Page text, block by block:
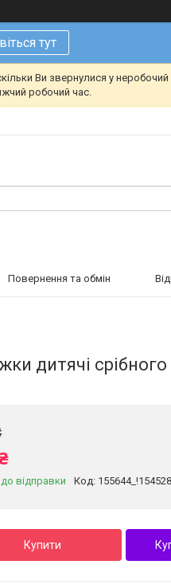
тут
Ви звернулися у
робочий час.
Повернення та обмін
дитячі
відправки Код:
Купити